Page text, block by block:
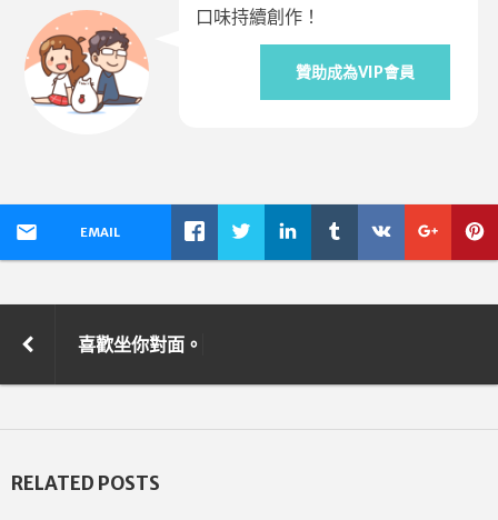
口味持續創作！
贊助成為VIP會員
EMAIL
喜歡坐你對面。
RELATED POSTS